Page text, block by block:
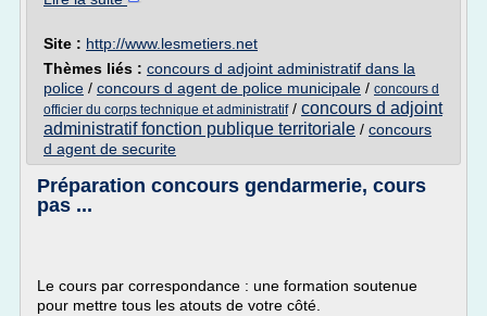
Site : http://www.lesmetiers.net
Thèmes liés : concours d adjoint administratif dans la
police / concours d agent de police municipale / concours d
officier du corps technique et administratif/ concours d adjoint
administratif fonction publique territoriale / concours
d agent de securite
Préparation concours gendarmerie, cours
pas ...
Le cours par correspondance : une formation soutenue
pour mettre tous les atouts de votre côté.